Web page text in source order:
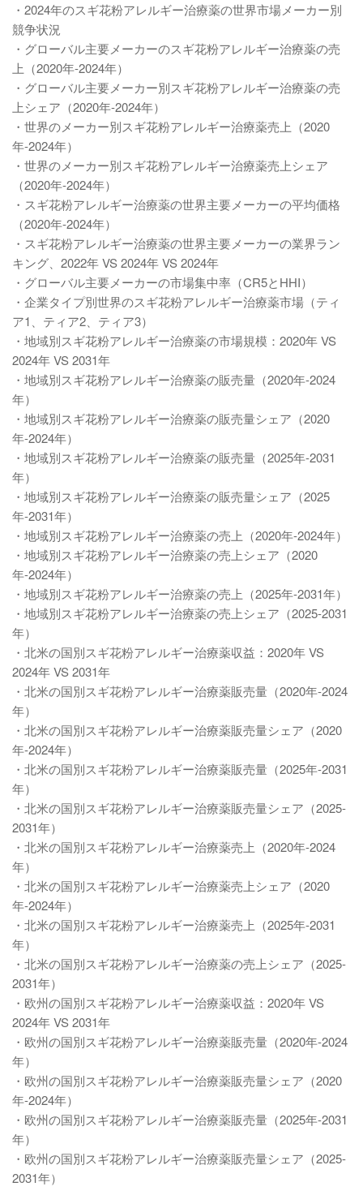
・2024年のスギ花粉アレルギー治療薬の世界市場メーカー別
競争状況
・グローバル主要メーカーのスギ花粉アレルギー治療薬の売
上（2020年-2024年）
・グローバル主要メーカー別スギ花粉アレルギー治療薬の売
上シェア（2020年-2024年）
・世界のメーカー別スギ花粉アレルギー治療薬売上（2020
年-2024年）
・世界のメーカー別スギ花粉アレルギー治療薬売上シェア
（2020年-2024年）
・スギ花粉アレルギー治療薬の世界主要メーカーの平均価格
（2020年-2024年）
・スギ花粉アレルギー治療薬の世界主要メーカーの業界ラン
キング、2022年 VS 2024年 VS 2024年
・グローバル主要メーカーの市場集中率（CR5とHHI）
・企業タイプ別世界のスギ花粉アレルギー治療薬市場（ティ
ア1、ティア2、ティア3）
・地域別スギ花粉アレルギー治療薬の市場規模：2020年 VS
2024年 VS 2031年
・地域別スギ花粉アレルギー治療薬の販売量（2020年-2024
年）
・地域別スギ花粉アレルギー治療薬の販売量シェア（2020
年-2024年）
・地域別スギ花粉アレルギー治療薬の販売量（2025年-2031
年）
・地域別スギ花粉アレルギー治療薬の販売量シェア（2025
年-2031年）
・地域別スギ花粉アレルギー治療薬の売上（2020年-2024年）
・地域別スギ花粉アレルギー治療薬の売上シェア（2020
年-2024年）
・地域別スギ花粉アレルギー治療薬の売上（2025年-2031年）
・地域別スギ花粉アレルギー治療薬の売上シェア（2025-2031
年）
・北米の国別スギ花粉アレルギー治療薬収益：2020年 VS
2024年 VS 2031年
・北米の国別スギ花粉アレルギー治療薬販売量（2020年-2024
年）
・北米の国別スギ花粉アレルギー治療薬販売量シェア（2020
年-2024年）
・北米の国別スギ花粉アレルギー治療薬販売量（2025年-2031
年）
・北米の国別スギ花粉アレルギー治療薬販売量シェア（2025-
2031年）
・北米の国別スギ花粉アレルギー治療薬売上（2020年-2024
年）
・北米の国別スギ花粉アレルギー治療薬売上シェア（2020
年-2024年）
・北米の国別スギ花粉アレルギー治療薬売上（2025年-2031
年）
・北米の国別スギ花粉アレルギー治療薬の売上シェア（2025-
2031年）
・欧州の国別スギ花粉アレルギー治療薬収益：2020年 VS
2024年 VS 2031年
・欧州の国別スギ花粉アレルギー治療薬販売量（2020年-2024
年）
・欧州の国別スギ花粉アレルギー治療薬販売量シェア（2020
年-2024年）
・欧州の国別スギ花粉アレルギー治療薬販売量（2025年-2031
年）
・欧州の国別スギ花粉アレルギー治療薬販売量シェア（2025-
2031年）